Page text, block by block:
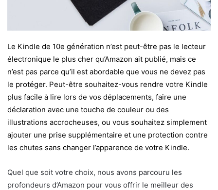
Le Kindle de 10e génération n’est peut-être pas le lecteur
électronique le plus cher qu’Amazon ait publié, mais ce
n’est pas parce qu’il est abordable que vous ne devez pas
le protéger. Peut-être souhaitez-vous rendre votre Kindle
plus facile à lire lors de vos déplacements, faire une
déclaration avec une touche de couleur ou des
illustrations accrocheuses, ou vous souhaitez simplement
ajouter une prise supplémentaire et une protection contre
les chutes sans changer l’apparence de votre Kindle.
Quel que soit votre choix, nous avons parcouru les
profondeurs d’Amazon pour vous offrir le meilleur des